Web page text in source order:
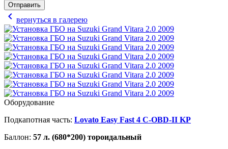
Отправить
chevron_left вернуться в галерею
Оборудование
Подкапотная часть: Lovato Easy Fast 4 C-OBD-II KP
Баллон: 57 л. (680*200) тороидальный